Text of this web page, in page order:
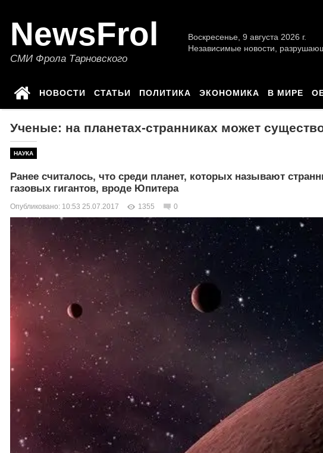
NewsFrol
СМИ Фрола Тарновского
Воскресенье, 9 августа 2026 г.
Независимые новости,
НОВОСТИ СТАТЬИ ПОЛИТИКА ЭКОНОМИКА В МИРЕ
Ученые: на планетах-странниках может
НАУКА
Ранее считалось, что среди планет, которых называют
газовых гигантов, вроде Юпитера
Опубликовано: 10:53 25.07.2017 1355 0